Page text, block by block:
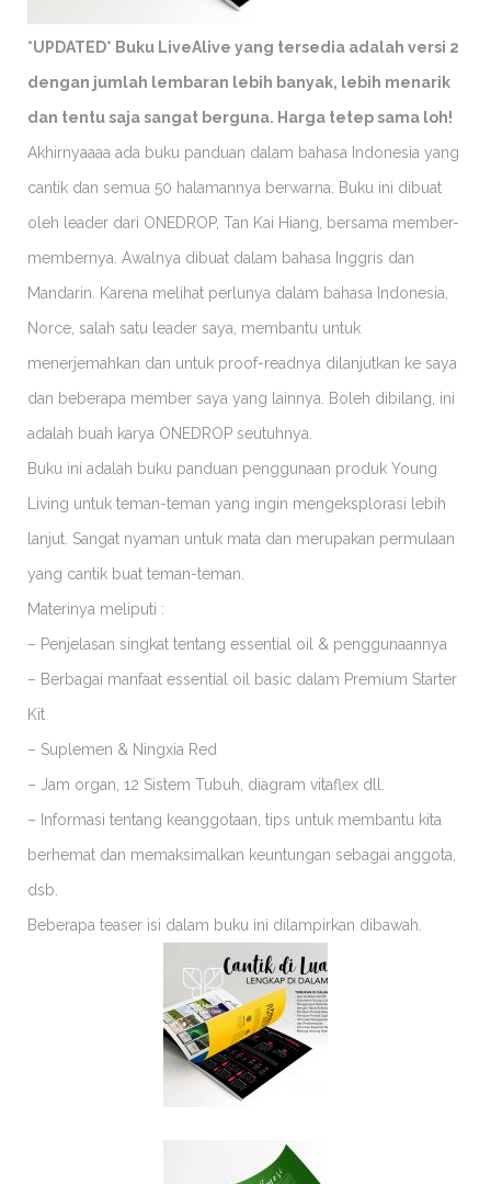
*UPDATED* Buku LiveAlive yang tersedia adalah versi 2
dengan jumlah lembaran lebih banyak, lebih menarik
dan tentu saja sangat berguna. Harga tetep sama loh!
Akhirnyaaaa ada buku panduan dalam bahasa Indonesia yang
cantik dan semua 50 halamannya berwarna. Buku ini dibuat
oleh leader dari ONEDROP, Tan Kai Hiang, bersama member-
membernya. Awalnya dibuat dalam bahasa Inggris dan
Mandarin. Karena melihat perlunya dalam bahasa Indonesia,
Norce, salah satu leader saya, membantu untuk
menerjemahkan dan untuk proof-readnya dilanjutkan ke saya
dan beberapa member saya yang lainnya. Boleh dibilang, ini
adalah buah karya ONEDROP seutuhnya.
Buku ini adalah buku panduan penggunaan produk Young
Living untuk teman-teman yang ingin mengeksplorasi lebih
lanjut. Sangat nyaman untuk mata dan merupakan permulaan
yang cantik buat teman-teman.
Materinya meliputi :
– Penjelasan singkat tentang essential oil & penggunaannya
– Berbagai manfaat essential oil basic dalam Premium Starter
Kit
– Suplemen & Ningxia Red
– Jam organ, 12 Sistem Tubuh, diagram vitaflex dll.
– Informasi tentang keanggotaan, tips untuk membantu kita
berhemat dan memaksimalkan keuntungan sebagai anggota,
dsb.
Beberapa teaser isi dalam buku ini dilampirkan dibawah.